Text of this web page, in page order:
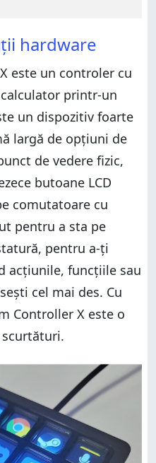
hardware
este un controler cu
printr-un
un dispozitiv foarte
largă de opțiuni de
de vedere fizic,
butoane LCD
comutatoare cu
pentru a sta pe
pentru a-ți
acțiunile, funcțiile sau
cel mai des. Cu
Controller X este o